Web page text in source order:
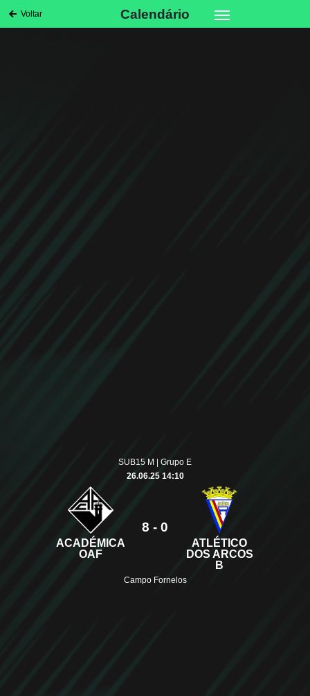
Voltar Calendário
SUB15 M | Grupo E
26.06.25 14:10
ACADÉMICA
OAF
8 - 0
ATLÉTICO
DOS ARCOS
B
Campo Fornelos